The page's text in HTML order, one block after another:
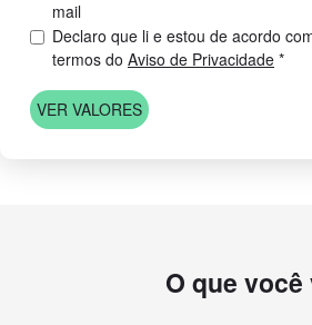
mail
Declaro que li e estou de acordo
termos do Aviso de Privacidade *
VER VALORES
financeiro,
contemporâneos.
Pré-requisitos:
O que